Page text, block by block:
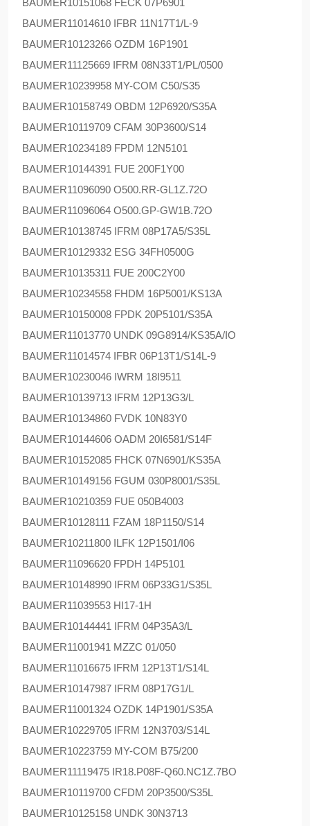
BAUMER10151068 FECK 07P6901
BAUMER11014610 IFBR 11N17T1/L-9
BAUMER10123266 OZDM 16P1901
BAUMER11125669 IFRM 08N33T1/PL/0500
BAUMER10239958 MY-COM C50/S35
BAUMER10158749 OBDM 12P6920/S35A
BAUMER10119709 CFAM 30P3600/S14
BAUMER10234189 FPDM 12N5101
BAUMER10144391 FUE 200F1Y00
BAUMER11096090 O500.RR-GL1Z.72O
BAUMER11096064 O500.GP-GW1B.72O
BAUMER10138745 IFRM 08P17A5/S35L
BAUMER10129332 ESG 34FH0500G
BAUMER10135311 FUE 200C2Y00
BAUMER10234558 FHDM 16P5001/KS13A
BAUMER10150008 FPDK 20P5101/S35A
BAUMER11013770 UNDK 09G8914/KS35A/IO
BAUMER11014574 IFBR 06P13T1/S14L-9
BAUMER10230046 IWRM 18I9511
BAUMER10139713 IFRM 12P13G3/L
BAUMER10134860 FVDK 10N83Y0
BAUMER10144606 OADM 20I6581/S14F
BAUMER10152085 FHCK 07N6901/KS35A
BAUMER10149156 FGUM 030P8001/S35L
BAUMER10210359 FUE 050B4003
BAUMER10128111 FZAM 18P1150/S14
BAUMER10211800 ILFK 12P1501/I06
BAUMER11096620 FPDH 14P5101
BAUMER10148990 IFRM 06P33G1/S35L
BAUMER11039553 HI17-1H
BAUMER10144441 IFRM 04P35A3/L
BAUMER11001941 MZZC 01/050
BAUMER11016675 IFRM 12P13T1/S14L
BAUMER10147987 IFRM 08P17G1/L
BAUMER11001324 OZDK 14P1901/S35A
BAUMER10229705 IFRM 12N3703/S14L
BAUMER10223759 MY-COM B75/200
BAUMER11119475 IR18.P08F-Q60.NC1Z.7BO
BAUMER10119700 CFDM 20P3500/S35L
BAUMER10125158 UNDK 30N3713